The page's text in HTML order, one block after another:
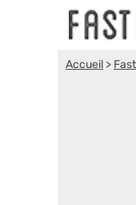
Accueil >